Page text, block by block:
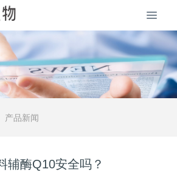
产品新闻
辅酶Q10安全吗？